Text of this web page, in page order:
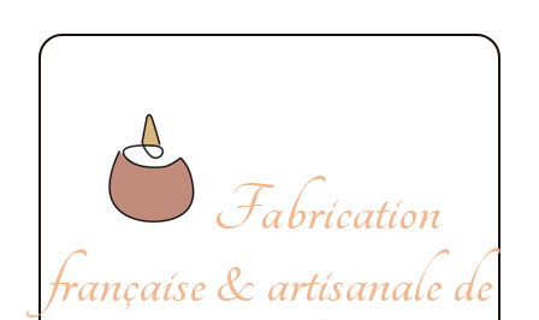
Fabrication
française & artisanale de